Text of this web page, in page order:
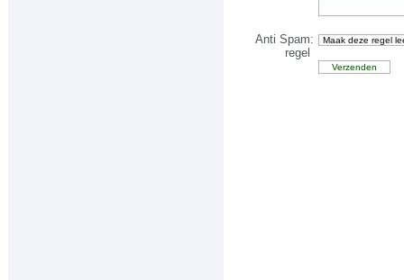
Anti Spam
regel
: